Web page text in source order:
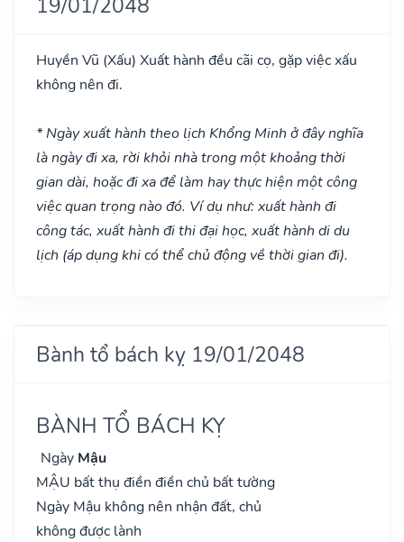
Huyền Vũ (Xấu) Xuất hành đều cãi cọ, gặp việc xấu
không nên đi.
* Ngày xuất hành theo lịch Khổng Minh ở đây nghĩa
là ngày đi xa, rời khỏi nhà trong một khoảng thời
gian dài, hoặc đi xa để làm hay thực hiện một công
việc quan trọng nào đó. Ví dụ như: xuất hành đi
công tác, xuất hành đi thi đại học, xuất hành di du
lịch (áp dụng khi có thể chủ động về thời gian đi).
Bành tổ bách kỵ 19/01/2048
BÀNH TỔ BÁCH KỴ
Ngày Mậu
MẬU bất thụ điền điền chủ bất tường
Ngày Mậu không nên nhận đất, chủ
không được lành